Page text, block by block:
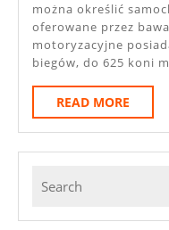
można określić
oferowane przez
motoryzacyjne
biegów, do 625 koni
READ MORE
MORE
for: